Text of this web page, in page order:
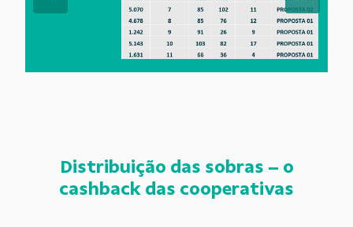
Distribuição das sobras – o
cashback das cooperativas